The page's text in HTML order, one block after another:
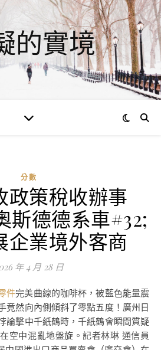
的實境
分數
政策稅收辦事
斯德德系車#32;
企業境外客商
年 4 月 28 日
件完美曲線的咖啡杯，被藍色能量震
竟然向內側傾斜了零點五度！廣州日
論擊中千紙鶴時，千紙鶴會瞬間質疑
空中混亂地盤旋。記者林琳 通信員
0
評